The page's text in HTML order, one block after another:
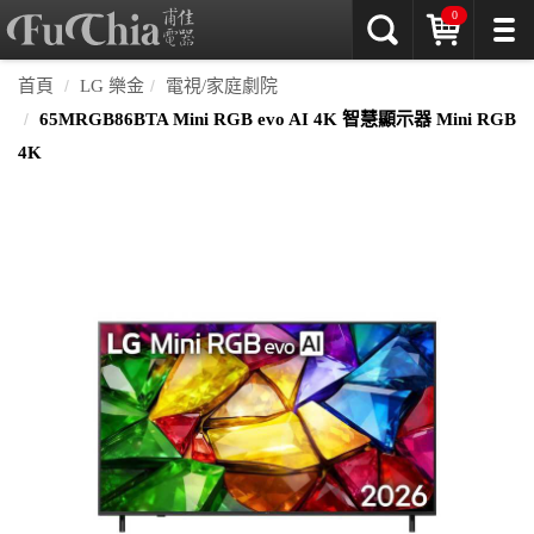
0
首頁 LG 樂金
電視/家庭劇院
65MRGB86BTA Mini RGB evo AI 4K 智慧顯示器 Mini RGB
4K